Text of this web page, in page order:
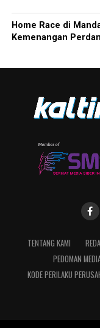
Home Race di
Kemenangan
TENTANG KAMI
PEDOMAN
KODE PERILAKU